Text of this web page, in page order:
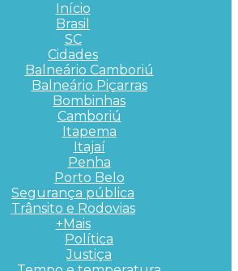
Início
Brasil
SC
Cidades
Balneário Camboriú
Balneário Piçarras
Bombinhas
Camboriú
Itapema
Itajaí
Penha
Porto Belo
Segurança pública
Trânsito e Rodovias
+Mais
Política
Justiça